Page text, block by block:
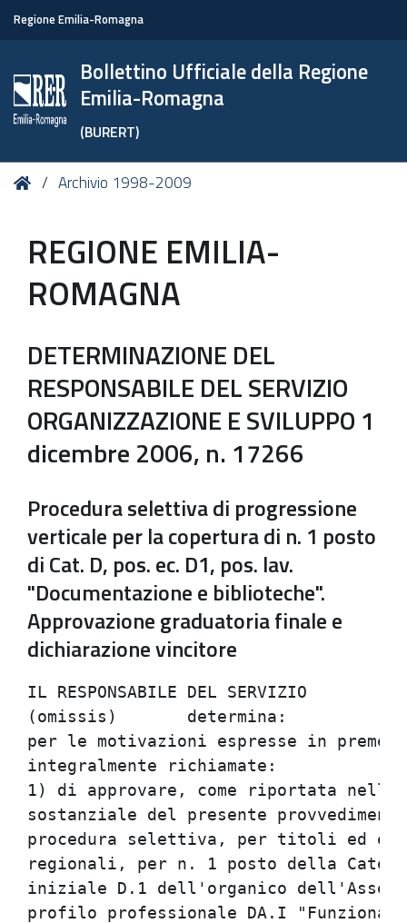
Regione Emilia-Romagna
Bollettino Ufficiale della Regione
Emilia-Romagna
(BURERT)
Tu HomeArchivio 1998-2009
REGIONE EMILIA-
ROMAGNA
DETERMINAZIONE DEL
RESPONSABILE DEL SERVIZIO
ORGANIZZAZIONE E SVILUPPO 1
dicembre 2006, n. 17266
Procedura selettiva di progressione
verticale per la copertura di n. 1 posto
di Cat. D, pos. ec. D1, pos. lav.
"Documentazione e biblioteche".
Approvazione graduatoria finale e
dichiarazione vincitore
IL RESPONSABILE DEL SERVIZIO
(omissis)	determina:
per le motivazioni espresse in
integralmente richiamate:
1) di approvare, come riportata
sostanziale del presente
procedura selettiva, per titoli ed
regionali, per n. 1 posto della
iniziale D.1 dell'organico
profilo professionale DA.I